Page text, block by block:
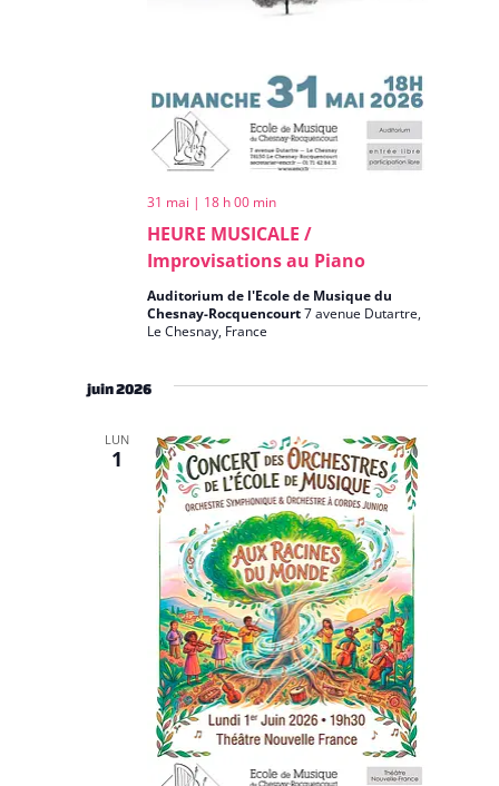
HEURE MUSICALE /
Improvisations au Piano
31 mai | 18 h 00 min
Auditorium de l'Ecole de Musique du
Chesnay-Rocquencourt7 avenue Dutartre,
Le Chesnay, France
juin 2026
LUN
1